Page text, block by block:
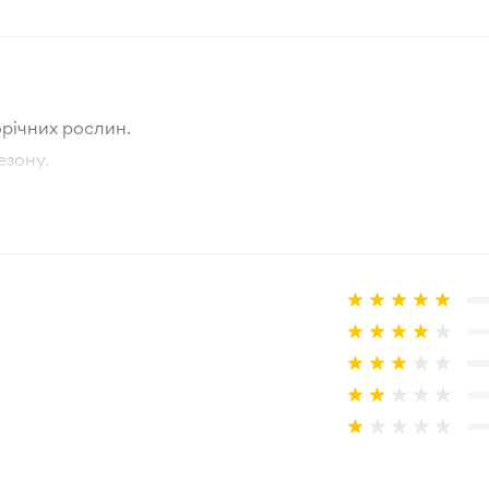
Відкрита коренева система
Відкритий ґрунт
рослин.
товара та реальної рослини.